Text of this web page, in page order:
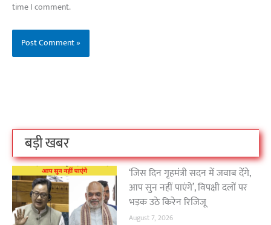
time I comment.
बड़ी खबर
‘जिस दिन गृहमंत्री सदन में जवाब देंगे,
आप सुन नहीं पाएंगे’, विपक्षी दलों पर
भड़क उठे किरेन रिजिजू
August 7, 2026